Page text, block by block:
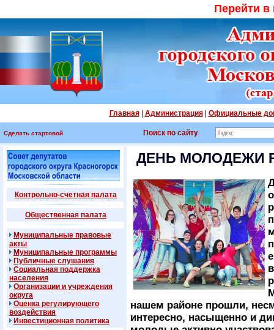
Перейти
Главная| Администрация| Официальные
Сделать стартовой Поиск по сайту
Контрольно-счетная палата
Общественная палата
Муниципальные правовые
акты
Муниципальные программы
Публичные слушания
Социальная поддержка
населения
Организации и учреждения
округа
Оценка регулирующего
воздействия
Инвестиционная политика
ДЕНЬ МОЛОДЕЖИ
нашем районе прошли,
интересно, насыщенно и